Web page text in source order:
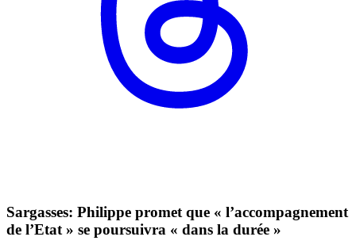
Sargasses: Philippe promet que « l’accompagnement
de l’Etat » se poursuivra « dans la durée »